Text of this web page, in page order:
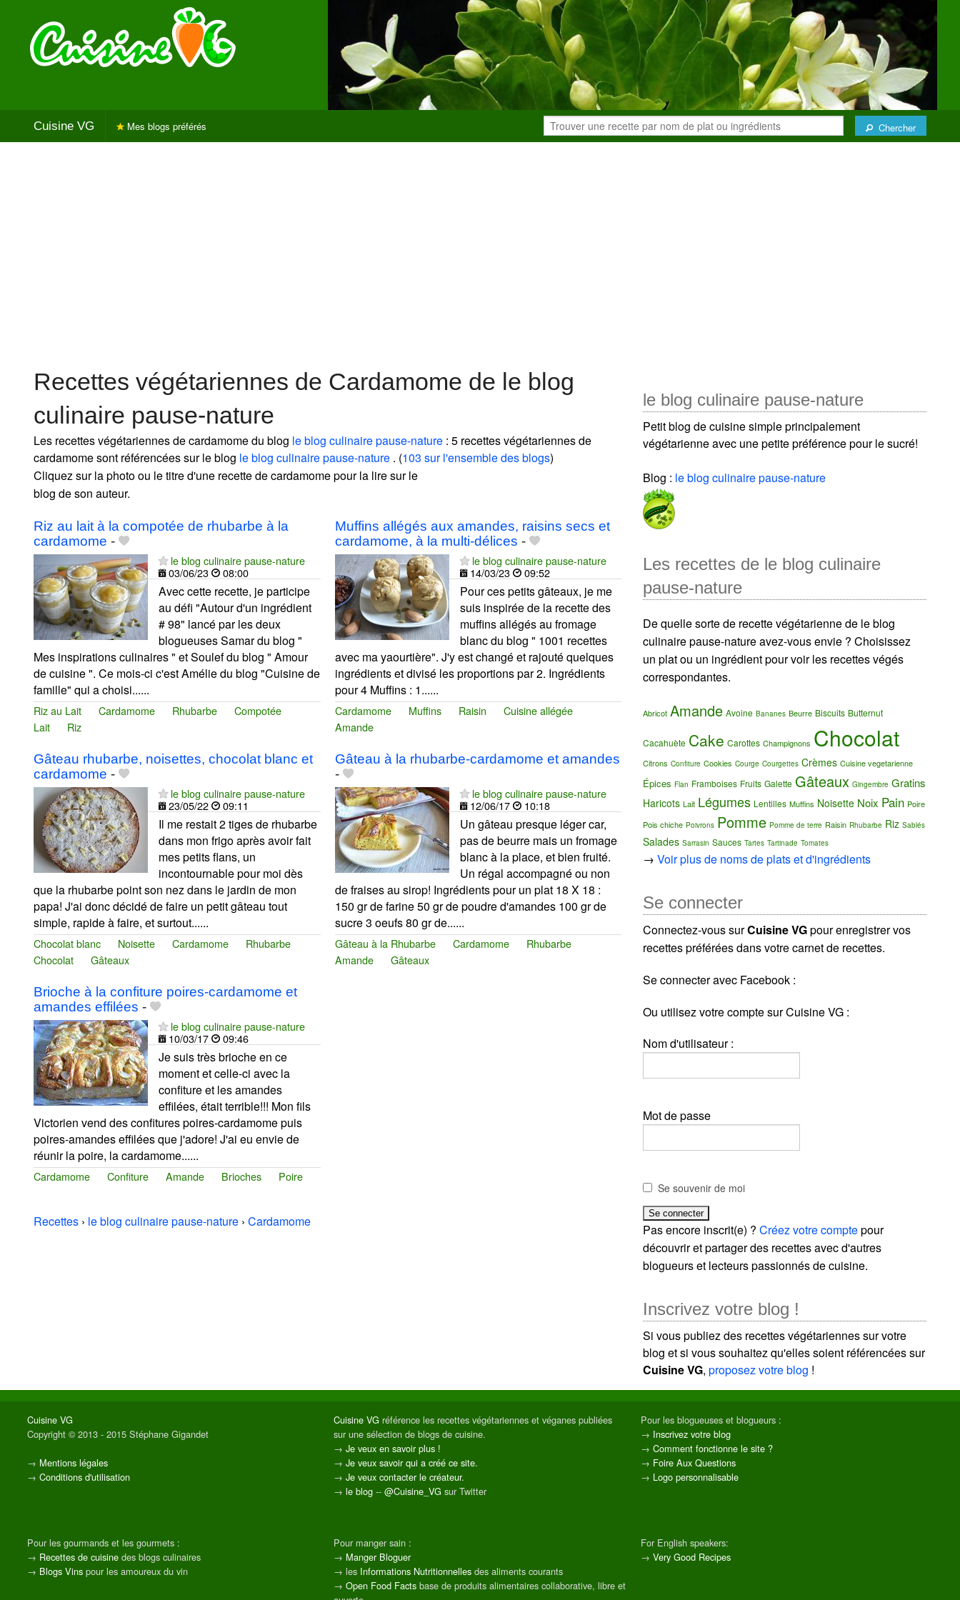
Cuisine VG Chercher
Mes blogs préférés
Recettes végétariennes de Cardamome de le blog
culinaire pause-nature
Les recettes végétariennes de cardamome du blog le blog culinaire pause-nature : 5 recettes végétariennes de
cardamome sont référencées sur le blog le blog culinaire pause-nature . (103 sur l'ensemble des blogs)
Cliquez sur la photo ou le titre d'une recette de cardamome pour la lire sur le
blog de son auteur.
Riz au lait à la compotée de rhubarbe à la
cardamome -
le blog culinaire pause-nature
03/06/23
08:00
Avec cette recette, je participe
au défi "Autour d'un ingrédient
# 98" lancé par les deux
blogueuses Samar du blog "
Mes inspirations culinaires " et Soulef du blog " Amour
de cuisine ". Ce mois-ci c'est Amélie du blog "Cuisine de
famille" qui a choisi......
Riz au Lait Cardamome Rhubarbe
Compotée
Lait
Riz
Muffins allégés aux amandes, raisins secs et
cardamome, à la multi-délices -
le blog culinaire pause-nature
14/03/23
09:52
Pour ces petits gâteaux, je me
suis inspirée de la recette des
muffins allégés au fromage
blanc du blog " 1001 recettes
avec ma yaourtière". J'y est changé et rajouté quelques
ingrédients et divisé les proportions par 2. Ingrédients
pour 4 Muffins : 1......
Cardamome Muffins Raisin
Cuisine allégée
Amande
Gâteau rhubarbe, noisettes, chocolat blanc et
cardamome -
le blog culinaire pause-nature
23/05/22
09:11
Il me restait 2 tiges de rhubarbe
dans mon frigo après avoir fait
mes petits flans, un
incontournable pour moi dès
que la rhubarbe point son nez dans le jardin de mon
papa! J'ai donc décidé de faire un petit gâteau tout
simple, rapide à faire, et surtout......
Chocolat blanc Noisette Cardamome
Rhubarbe
Chocolat
Gâteaux
Gâteau à la rhubarbe-cardamome et amandes
-
le blog culinaire pause-nature
12/06/17
10:18
Un gâteau presque léger car,
pas de beurre mais un fromage
blanc à la place, et bien fruité.
Un régal accompagné ou non
de fraises au sirop! Ingrédients pour un plat 18 X 18 :
150 gr de farine 50 gr de poudre d'amandes 100 gr de
sucre 3 oeufs 80 gr de......
Gâteau à la Rhubarbe Cardamome
Rhubarbe
Amande
Gâteaux
Brioche à la confiture poires-cardamome et
amandes effilées -
le blog culinaire pause-nature
10/03/17
09:46
Je suis très brioche en ce
moment et celle-ci avec la
confiture et les amandes
effilées, était terrible!!! Mon fils
Victorien vend des confitures poires-cardamome puis
poires-amandes effilées que j'adore! J'ai eu envie de
réunir la poire, la cardamome......
Cardamome Confiture Amande Brioches Poire
Recettes › le blog culinaire pause-nature › Cardamome
le blog culinaire pause-nature
Petit blog de cuisine simple principalement
végétarienne avec une petite préférence pour le sucré!
Blog : le blog culinaire pause-nature
Les recettes de le blog culinaire
pause-nature
De quelle sorte de recette végétarienne de le blog
culinaire pause-nature avez-vous envie ? Choisissez
un plat ou un ingrédient pour voir les recettes végés
correspondantes.
Abricot Amande Avoine Bananes Beurre Biscuits Butternut
Cacahuète Cake Carottes Champignons Chocolat
Citrons Confiture Cookies Courge Courgettes Crèmes Cuisine vegetarienne
Épices Flan Framboises Fruits Galette Gâteaux Gingembre Gratins
Haricots Lait Légumes Lentilles Muffins Noisette Noix Pain Poire
Pois chiche Poivrons Pomme Pomme de terre Raisin Rhubarbe Riz Sablés
Salades Sarrasin Sauces Tartes Tartinade Tomates
→Voir plus de noms de plats et d'ingrédients
Se connecter
Connectez-vous surCuisine VGpour enregistrer vos
recettes préférées dans votre carnet de recettes.
Se connecter avec Facebook :
Ou utilisez votre compte sur Cuisine VG :
Nom d'utilisateur :
Mot de passe
Se souvenir de moi
Pas encore inscrit(e) ?Créez votre comptepour
découvrir et partager des recettes avec d'autres
blogueurs et lecteurs passionnés de cuisine.
Inscrivez votre blog !
Si vous publiez des recettes végétariennes sur votre
blog et si vous souhaitez qu'elles soient référencées sur
Cuisine VG,proposez votre blog !
Cuisine VG
Copyright © 2013 - 2015 Stéphane Gigandet
→ Mentions légales
→ Conditions d'utilisation
Cuisine VG référence les recettes végétariennes et véganes publiées
sur une sélection de blogs de cuisine.
→Je veux en savoir plus !
→Je veux savoir qui a créé ce site.
→Je veux contacter le créateur.
→le blog --@Cuisine_VG sur Twitter
Pour les blogueuses et blogueurs :
→ Inscrivez votre blog
→ Comment fonctionne le site ?
→ Foire Aux Questions
→ Logo personnalisable
Pour les gourmands et les gourmets :
→ Recettes de cuisinedes blogs culinaires
→ Blogs Vinspour les amoureux du vin
Pour manger sain :
→ Manger Bloguer
→ les Informations Nutritionnelles des aliments courants
→Open Food Facts base de produits alimentaires collaborative, libre et
For English speakers:
→ Very Good Recipes